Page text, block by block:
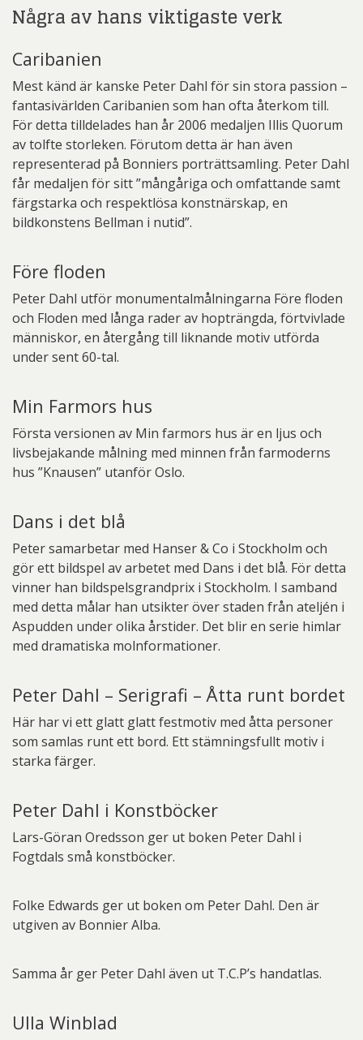
Några av hans viktigaste verk
Caribanien
Mest känd är kanske Peter Dahl för sin stora passion –
fantasivärlden Caribanien som han ofta återkom till.
För detta tilldelades han år 2006 medaljen Illis Quorum
av tolfte storleken. Förutom detta är han även
representerad på Bonniers porträttsamling. Peter Dahl
får medaljen för sitt ”mångåriga och omfattande samt
färgstarka och respektlösa konstnärskap, en
bildkonstens Bellman i nutid”.
Före floden
Peter Dahl utför monumentalmålningarna Före floden
och Floden med långa rader av hopträngda, förtvivlade
människor, en återgång till liknande motiv utförda
under sent 60-tal.
Min Farmors hus
Första versionen av Min farmors hus är en ljus och
livsbejakande målning med minnen från farmoderns
hus ”Knausen” utanför Oslo.
Dans i det blå
Peter samarbetar med Hanser & Co i Stockholm och
gör ett bildspel av arbetet med Dans i det blå. För detta
vinner han bildspelsgrandprix i Stockholm. I samband
med detta målar han utsikter över staden från ateljén i
Aspudden under olika årstider. Det blir en serie himlar
med dramatiska molnformationer.
Peter Dahl – Serigrafi – Åtta runt bordet
Här har vi ett glatt glatt festmotiv med åtta personer
som samlas runt ett bord. Ett stämningsfullt motiv i
starka färger.
Peter Dahl i Konstböcker
Lars-Göran Oredsson ger ut boken Peter Dahl i
Fogtdals små konstböcker.
Folke Edwards ger ut boken om Peter Dahl. Den är
utgiven av Bonnier Alba.
Samma år ger Peter Dahl även ut T.C.P’s handatlas.
Ulla Winblad